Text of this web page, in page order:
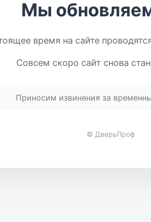
Мы
время на сайте
Совсем скоро сайт снова
Приносим извинения за
© ДверьПроф